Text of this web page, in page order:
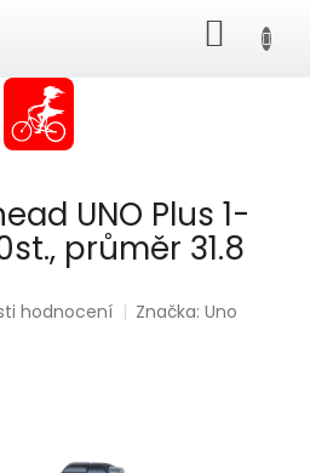
KOŠÍK
UNO Plus 1-
průměr 31.8
hodnocení Značka:Uno